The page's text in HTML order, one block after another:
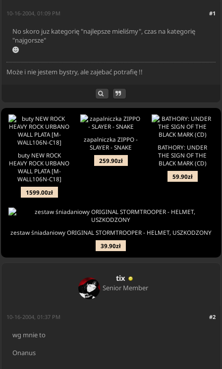
#1
10-16-2004, 01:09 PM
No skoro juz kategorię "najlepsze mieliśmy", czas na kategorię
"najgorsze"
Może i nie jestem bystry, ale zajebać potrafię !!
buty NEW ROCK
HEAVY ROCK URBANO
WALL PLATA [M-
WALL106N-C18]
1599.00zł
zapalniczka ZIPPO -
SLAYER - SNAKE
259.90zł
BATHORY: UNDER
THE SIGN OF THE
BLACK MARK (CD)
59.90zł
zestaw śniadaniowy ORIGINAL STORMTROOPER - HELMET, USZKODZONY
39.90zł
tix
Senior Member
#2
10-16-2004, 01:37 PM
wg mnie to
Onanus